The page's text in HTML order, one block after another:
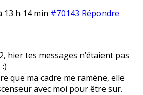
13 h 14 min #70143 Répondre
hier tes messages n’étaient pas
que ma cadre me ramène, elle
avec moi pour être sur.